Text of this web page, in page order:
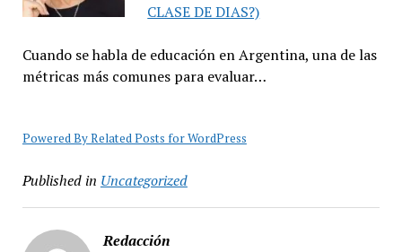
CLASE DE DIAS?)
Cuando se habla de educación en Argentina, una de las
métricas más comunes para evaluar…
Powered By Related Posts for WordPress
Published in Uncategorized
Redacción